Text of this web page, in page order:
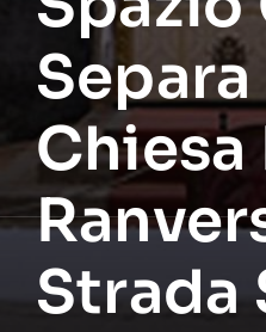
Separa
Chiesa
Strada